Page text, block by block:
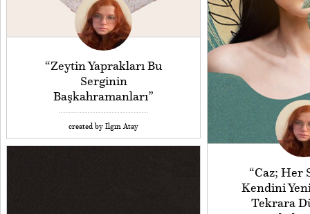
“Zeytin Yaprakları Bu
Serginin
Başkahramanları”
created by Ilgın Atay
“Caz; Her
Kendini
Tekrara